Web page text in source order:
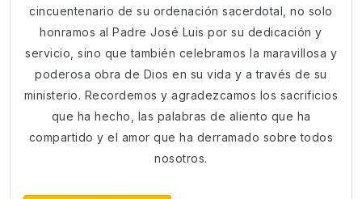
cincuentenario de su ordenación sacerdotal, no solo
honramos al Padre José Luis por su dedicación y
servicio, sino que también celebramos la maravillosa y
poderosa obra de Dios en su vida y a través de su
ministerio. Recordemos y agradezcamos los sacrificios
que ha hecho, las palabras de aliento que ha
compartido y el amor que ha derramado sobre todos
nosotros.